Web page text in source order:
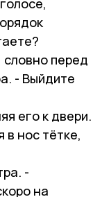
перед
- Выйдите
его к двери.
в нос тётке,
-
на